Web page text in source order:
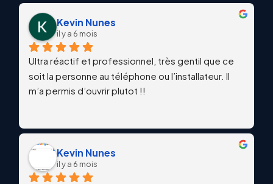
Kevin Nunes
il y a 6 mois
Ultra réactif et professionnel, très gentil que ce
soit la personne au téléphone ou l’installateur. Il
m’a permis d’ouvrir plutot !!
Kevin Nunes
il y a 6 mois